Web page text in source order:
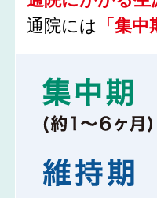
通院には
「集中